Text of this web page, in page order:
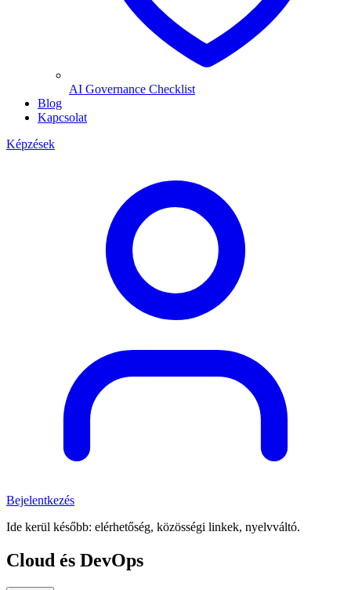
AI Governance Checklist
Blog
Kapcsolat
Képzések
Bejelentkezés
Ide kerül később: elérhetőség, közösségi linkek, nyelvváltó.
Cloud és DevOps